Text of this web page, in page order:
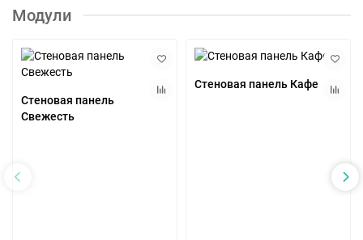
Модули
Стеновая панель
Свежесть
Стеновая панель Кафе